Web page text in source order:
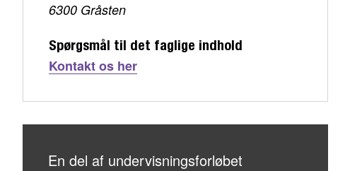
6300 Gråsten
Spørgsmål til det faglige indhold
Kontakt os her
En del af undervisningsforløbet